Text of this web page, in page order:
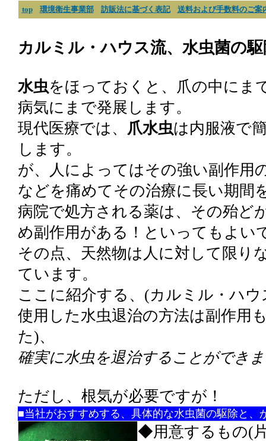
top 環境衛生事業部 訪販法に基づく表記 送料および手数料のご案
カルミル・ハウス流、水虫菌の駆
水虫をほっておくと、爪の中にま
病気にまで発展します。
現代医療では、 爪水虫は内服液で
します。
が、人によってはその強い副作用
などを痛めてその治療に長い期間
病院で処方される薬は、その殆ど
め副作用がある！といってもよい
その点、天然物は人に対して限り
ています。
ここに紹介する、(カルミル・ハウ
使用した水虫退治の方法は副作用
た)、
確実に水虫を退治することができ
ただし、根気が必要ですが！
■当社がおすすめする、具体的な水虫菌の駆除と、
◆用意するもの(